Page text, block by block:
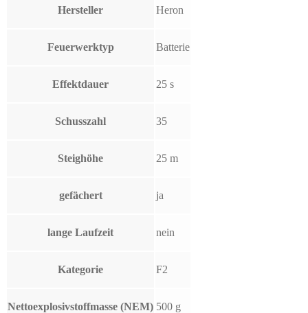
Hersteller Heron
Feuerwerktyp Batterie
Effektdauer 25 s
Schusszahl 35
Steighöhe 25 m
gefächert ja
lange Laufzeit nein
Kategorie F2
Nettoexplosivstoffmasse (NEM) 500 g